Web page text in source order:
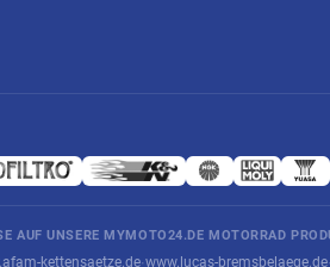
AUF UNSERE MYMOTO24.DE MOTORRAD
kettensaetze.de www.lucas-bremsbelaege.de